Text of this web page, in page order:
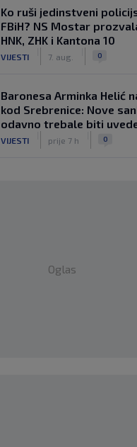
Ko ruši jedinstveni
FBiH? NS Mostar
HNK, ZHK i Kantona 10
VIJESTI 7. aug. 0
Baronesa Arminka Helić
kod Srebrenice: Nove
odavno trebale biti
VIJESTI prije 7 h 0
Oglas